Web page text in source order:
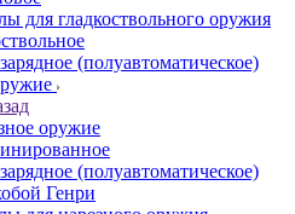
для гладкоствольного оружия
(полуавтоматическое)
оружие
(полуавтоматическое)
Генри